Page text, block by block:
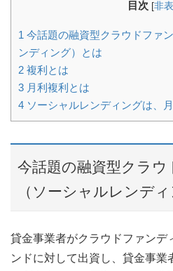
目次 [非
1 今話題の融資型クラウドファ
ンディング）とは
2 複利とは
3 月利複利とは
4 ソーシャルレンディングは、
今話題の融資型クラ
（ソーシャルレンデ
貸金事業者がクラウドファンデ
ンドに対して出資し、貸金事業